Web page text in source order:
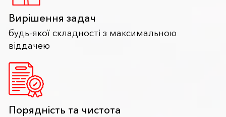
Вирішення задач
будь-якої складності з максимальною
віддачею
Порядність та чистота